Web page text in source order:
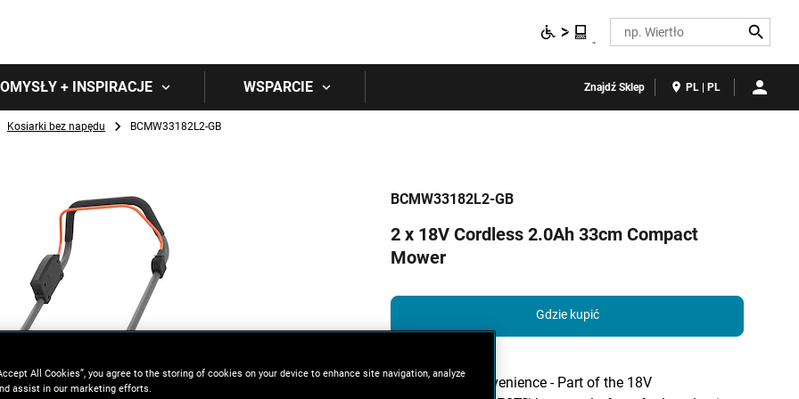
Search
+ INSPIRACJE WSPARCIE Znajdź Sklep PL | PL
Kosiarki bez napędu BCMW33182L2-GB
BCMW33182L2-GB
2 x 18V Cordless 2.0Ah 33cm Compact
Mower
Gdzie kupić
Cordless convenience - Part of the 18V
All Cookies”, you agree to the storing of cookies on your device to enhance site navigation, analyze
assist in our marketing efforts.